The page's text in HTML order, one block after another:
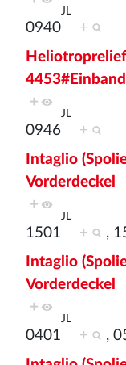
0940
JL
+
+
0946
JL
+
Intaglio
Vorderdeckel
+
1501
JL
+ ,
Intaglio
Vorderdeckel
+
0401
JL
+ ,